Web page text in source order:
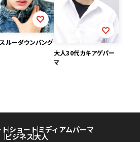
ルーダウンバング
大人30代カキアゲパー
マ
ショート ミディアムパーマ
ビジネス大人